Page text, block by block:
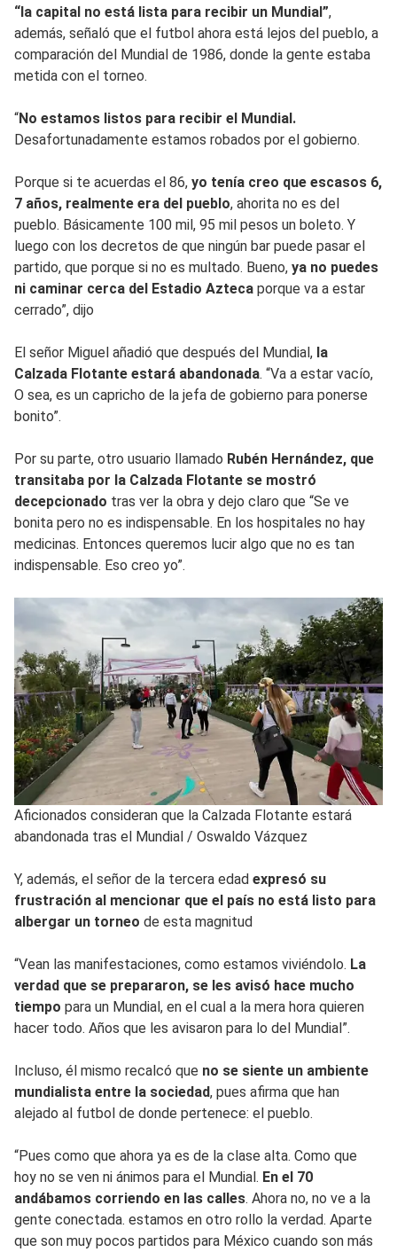
“la capital no está lista para recibir un Mundial”,
además, señaló que el futbol ahora está lejos del pueblo, a
comparación del Mundial de 1986, donde la gente estaba
metida con el torneo.
“No estamos listos para recibir el Mundial.
Desafortunadamente estamos robados por el gobierno.
Porque si te acuerdas el 86, yo tenía creo que escasos 6,
7 años, realmente era del pueblo, ahorita no es del
pueblo. Básicamente 100 mil, 95 mil pesos un boleto. Y
luego con los decretos de que ningún bar puede pasar el
partido, que porque si no es multado. Bueno, ya no puedes
ni caminar cerca del Estadio Azteca porque va a estar
cerrado”, dijo
El señor Miguel añadió que después del Mundial, la
Calzada Flotante estará abandonada. “Va a estar vacío,
O sea, es un capricho de la jefa de gobierno para ponerse
bonito”.
Por su parte, otro usuario llamado Rubén Hernández, que
transitaba por la Calzada Flotante se mostró
decepcionado tras ver la obra y dejo claro que “Se ve
bonita pero no es indispensable. En los hospitales no hay
medicinas. Entonces queremos lucir algo que no es tan
indispensable. Eso creo yo”.
Aficionados consideran que la Calzada Flotante estará
abandonada tras el Mundial / Oswaldo Vázquez
Y, además, el señor de la tercera edad expresó su
frustración al mencionar que el país no está listo para
albergar un torneo de esta magnitud
“Vean las manifestaciones, como estamos viviéndolo. La
verdad que se prepararon, se les avisó hace mucho
tiempo para un Mundial, en el cual a la mera hora quieren
hacer todo. Años que les avisaron para lo del Mundial”.
Incluso, él mismo recalcó que no se siente un ambiente
mundialista entre la sociedad, pues afirma que han
alejado al futbol de donde pertenece: el pueblo.
“Pues como que ahora ya es de la clase alta. Como que
hoy no se ven ni ánimos para el Mundial. En el 70
andábamos corriendo en las calles. Ahora no, no ve a la
gente conectada. estamos en otro rollo la verdad. Aparte
que son muy pocos partidos para México cuando son más